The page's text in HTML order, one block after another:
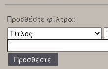
Προσθέστε φίλτρα: